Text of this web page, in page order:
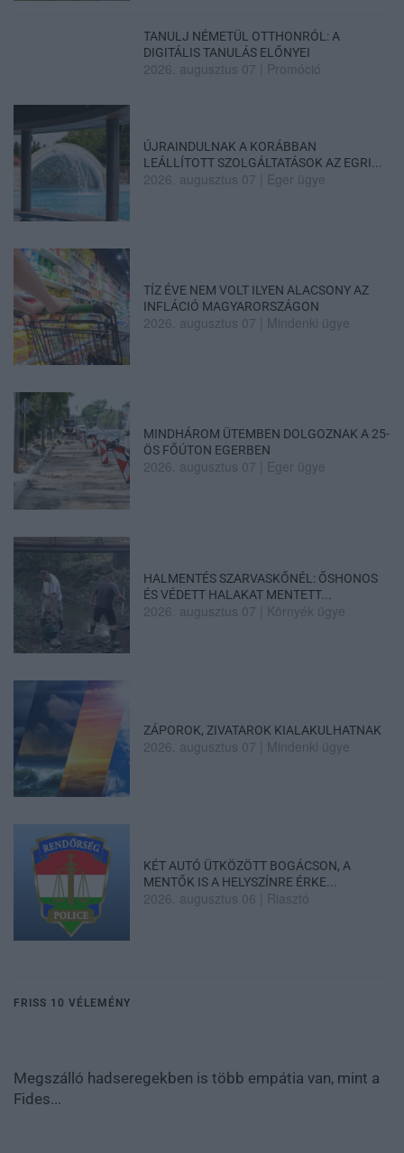
TANULJ NÉMETÜL OTTHONRÓL: A
DIGITÁLIS TANULÁS ELŐNYEI
2026. augusztus 07 Promóció
ÚJRAINDULNAK A KORÁBBAN
LEÁLLÍTOTT SZOLGÁLTATÁSOK AZ EGRI...
2026. augusztus 07 Eger ügye
TÍZ ÉVE NEM VOLT ILYEN ALACSONY AZ
INFLÁCIÓ MAGYARORSZÁGON
2026. augusztus 07 Mindenki ügye
MINDHÁROM ÜTEMBEN DOLGOZNAK A 25-
ÖS FŐÚTON EGERBEN
2026. augusztus 07 Eger ügye
HALMENTÉS SZARVASKŐNÉL: ŐSHONOS
ÉS VÉDETT HALAKAT MENTETT...
2026. augusztus 07 Környék ügye
ZÁPOROK, ZIVATAROK KIALAKULHATNAK
2026. augusztus 07 Mindenki ügye
KÉT AUTÓ ÜTKÖZÖTT BOGÁCSON, A
MENTŐK IS A HELYSZÍNRE ÉRKE...
2026. augusztus 06 Riasztó
FRISS 10 VÉLEMÉNY
Megszálló hadseregekben is több empátia van, mint a
Fides...